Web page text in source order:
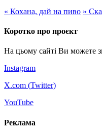
« Кохана, дай на пиво »
Коротко про проєкт
На цьому сайті Ви можете
Instagram
X.com (Twitter)
YouTube
Реклама